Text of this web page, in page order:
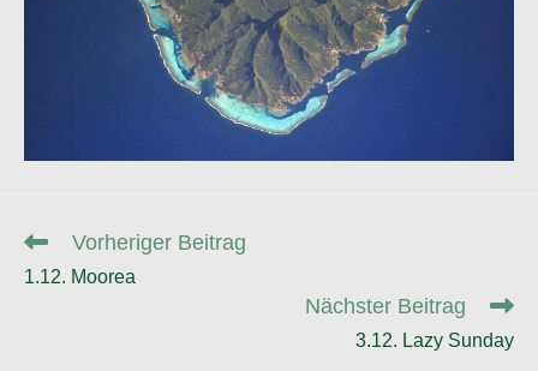
Weitere
ansehen
Vorheriger Beitrag
1.12. Moorea
Nächster Beitrag
3.12. Lazy Sunday